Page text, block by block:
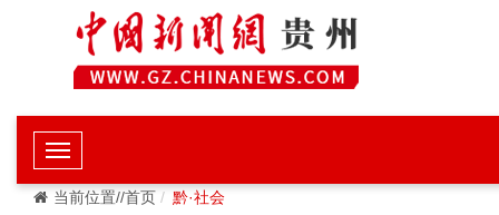
当前位置//首页 黔·社会